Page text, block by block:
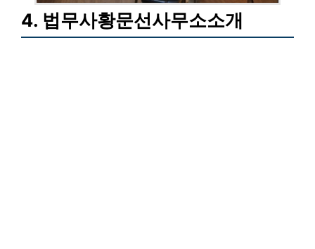
4. 법무사황문선사무소소개